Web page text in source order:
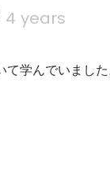
4 years
学んでいました